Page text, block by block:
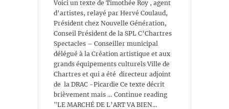
Voici un texte de Timothée Roy , agent
d’artistes, relayé par Hervé Coulaud,
Président chez Nouvelle Génération,
Conseil Président de la SPL C’Chartres
Spectacles – Conseiller municipal
délégué à la Création artistique et aux
grands équipements culturels Ville de
Chartres et qui a été directeur adjoint
de la DRAC -Picardie Ce texte décrit
brièvement mais … Continue reading
"LE MARCHÉ DE L’ART VA BIEN…